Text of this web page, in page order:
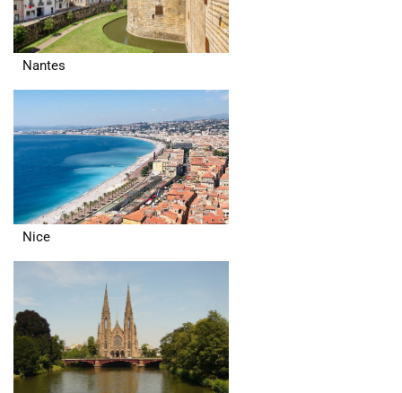
Nantes
Nice